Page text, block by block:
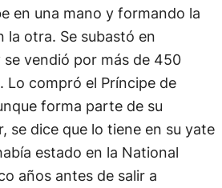
en una mano y formando la
la otra. Se subastó en
se vendió por más de 450
Lo compró el Príncipe de
forma parte de su
se dice que lo tiene en su yate
estado en la National
años antes de salir a